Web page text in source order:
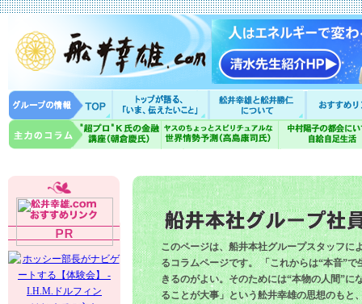
このページは、船井本社グループスタッフに
るコラムページです。 「これからは“本音”で
きるのがよい。そのためには“本物の人間”に
ることが大事」という舩井幸雄の思想のもと